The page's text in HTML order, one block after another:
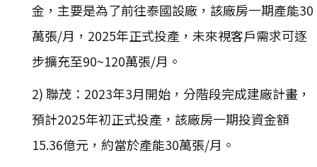
金，主要是為了前往泰國設廠，該廠房一期產能30
萬張/月，2025年正式投產，未來視客戶需求可逐
步擴充至90~120萬張/月。
2) 聯茂：2023年3月開始，分階段完成建廠計畫，
預計2025年初正式投產，該廠房一期投資金額
15.36億元，約當於產能30萬張/月。